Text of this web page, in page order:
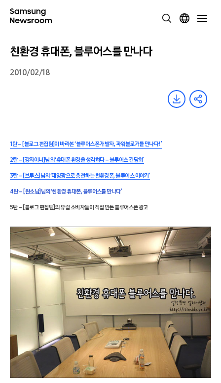
친환경 휴대폰, 블루어스를 만나다
2010/02/18
1탄 – [블로그 편집팀]이 바라본 ‘블루어스폰 개발자, 파워블로거를 만나다!’
2탄 – [강자이너]님의 ‘휴대폰 환경을 생각하다 – 블루어스 간담회’
3탄 – [브루스]님의 ‘태양광으로 충전하는 친환경폰, 블루어스 이야기’
4탄 – [완소남]님의 ‘친환경 휴대폰, 블루어스를 만나다’
5탄 – [블로그 편집팀]의 유럽 소비자들이 직접 만든 블루어스폰 광고